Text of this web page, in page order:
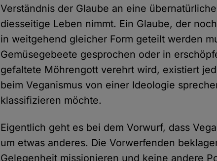
Verständnis der Glaube an eine
diesseitige Leben nimmt. Ein Glaube, der
in weitgehend gleicher Form geteilt werden
Gemüsegebeete gesprochen oder in
gefaltete Möhrengott verehrt wird, existiert
beim Veganismus von einer Ideologie
klassifizieren möchte.
Eigentlich geht es bei dem Vorwurf, dass
um etwas anderes. Die Vorwerfenden
Gelegenheit missionieren und keine andere